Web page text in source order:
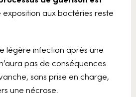
aux bactéries reste
légère infection après une
pas de conséquences
sans prise en charge,
une nécrose.